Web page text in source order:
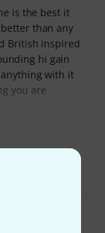
is the best it
than any
British inspired
hi gain
with it
you are